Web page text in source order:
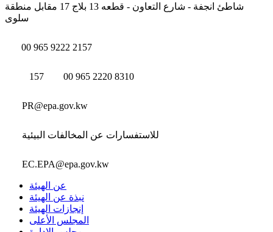
شاطئ انجفة - شارع التعاون - قطعه 13 بلاج 17 مقابل منطقة
سلوى
00 965 9222 2157
157 00 965 2220 8310
PR@epa.gov.kw
للاستفسارات عن المخالفات البيئية
EC.EPA@epa.gov.kw
عن الهيئة
نبذة عن الهيئة
إنجازات الهيئة
المجلس الأعلى